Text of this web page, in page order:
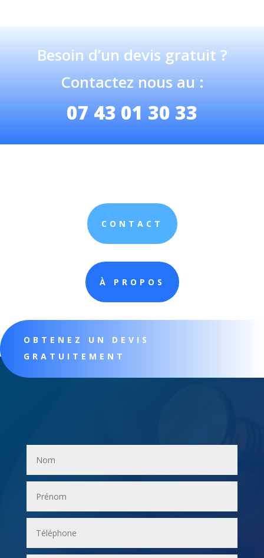
Besoin d’un devis gratuit ?
Contactez nous au :
07 43 01 30 33
CONTACT
À PROPOS
OBTENEZ UN DEVIS
GRATUITEMENT